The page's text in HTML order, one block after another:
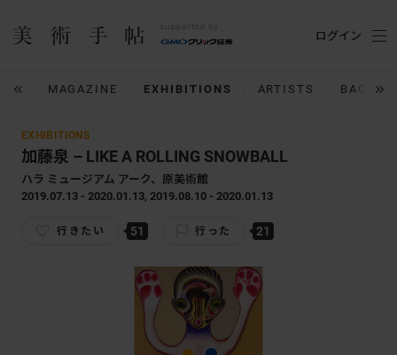
MAGAZINE EXHIBITIONS ARTISTS BACK
ログイン
EXHIBITIONS
加藤泉 – LIKE A ROLLING SNOWBALL
ハラ ミュージアム アーク、原美術館
2019.07.13 - 2020.01.13, 2019.08.10 - 2020.01.13
行きたい 51 行った 21